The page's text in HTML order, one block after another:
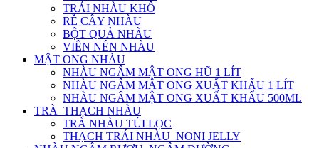
TRÁI NHÀU KHÔ
RỄ CÂY NHÀU
BỘT QUẢ NHÀU
VIÊN NÉN NHÀU
MẬT ONG NHÀU
NHÀU NGÂM MẬT ONG HŨ 1 LÍT
NHÀU NGÂM MẬT ONG XUẤT KHẨU 1 LÍT
NHÀU NGÂM MẬT ONG XUẤT KHẨU 500ML
TRÀ_THẠCH NHÀU
TRÀ NHÀU TÚI LỌC
THẠCH TRÁI NHÀU_NONI JELLY